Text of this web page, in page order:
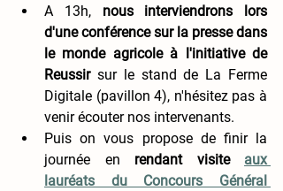
A 13h, nous interviendrons lors
d'une conférence sur la presse dans
le monde agricole à l'initiative de
Reussir sur le stand de La Ferme
Digitale (pavillon 4), n'hésitez pas à
venir écouter nos intervenants.
Puis on vous propose de finir la
journée en rendant visite aux
lauréats du Concours Général